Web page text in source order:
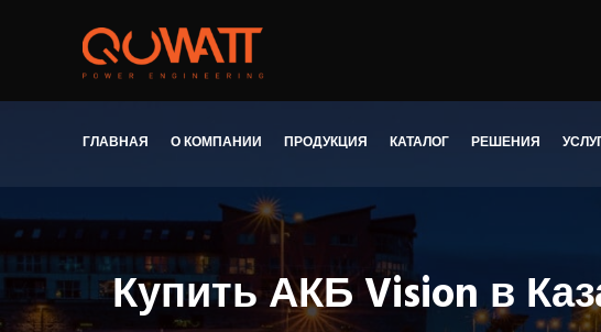
ГЛАВНАЯ О КОМПАНИИ ПРОДУКЦИЯ КАТАЛОГ РЕШЕНИЯ
Купить АКБ Vision в